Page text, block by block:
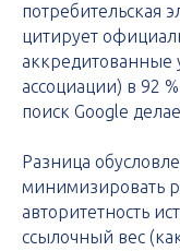
потребительская
цитирует
аккредитованные
ассоциации) в 92
поиск Google
Разница
минимизировать
авторитетность
ссылочный вес